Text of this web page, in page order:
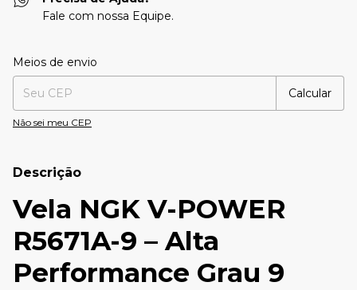
Fale com nossa Equipe.
Entregas para o CEP:
Meios de envio
Calcular
Não sei meu CEP
Descrição
Vela NGK V-POWER
R5671A-9 – Alta
Performance Grau 9